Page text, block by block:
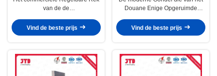
van de de
Deklaagmacht voor Supermarkt
Vind de beste prijs
Douane Enige Opgeruimde
opschorten
Vind de beste prijs